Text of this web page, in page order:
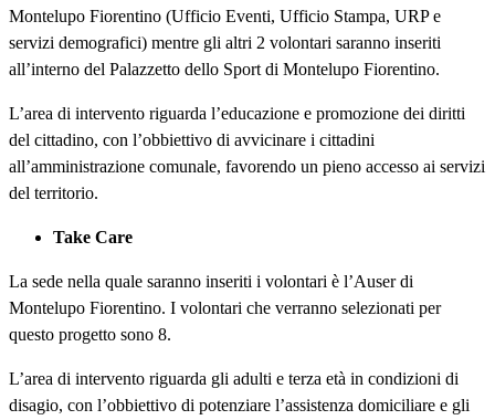
Montelupo Fiorentino (Ufficio Eventi, Ufficio Stampa, URP e
servizi demografici) mentre gli altri 2 volontari saranno inseriti
all’interno del Palazzetto dello Sport di Montelupo Fiorentino.
L’area di intervento riguarda l’educazione e promozione dei diritti
del cittadino, con l’obbiettivo di avvicinare i cittadini
all’amministrazione comunale, favorendo un pieno accesso ai servizi
del territorio.
Take Care
La sede nella quale saranno inseriti i volontari è l’Auser di
Montelupo Fiorentino. I volontari che verranno selezionati per
questo progetto sono 8.
L’area di intervento riguarda gli adulti e terza età in condizioni di
disagio, con l’obbiettivo di potenziare l’assistenza domiciliare e gli